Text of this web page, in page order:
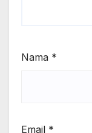
Nama *
Email *